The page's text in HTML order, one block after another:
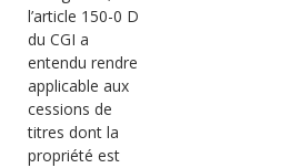
l’article 150-0 D
du CGI a
entendu rendre
applicable aux
cessions de
titres dont la
propriété est